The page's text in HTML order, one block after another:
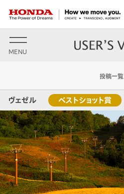
MENU
投稿一覧
ヴェゼル ベストショット賞